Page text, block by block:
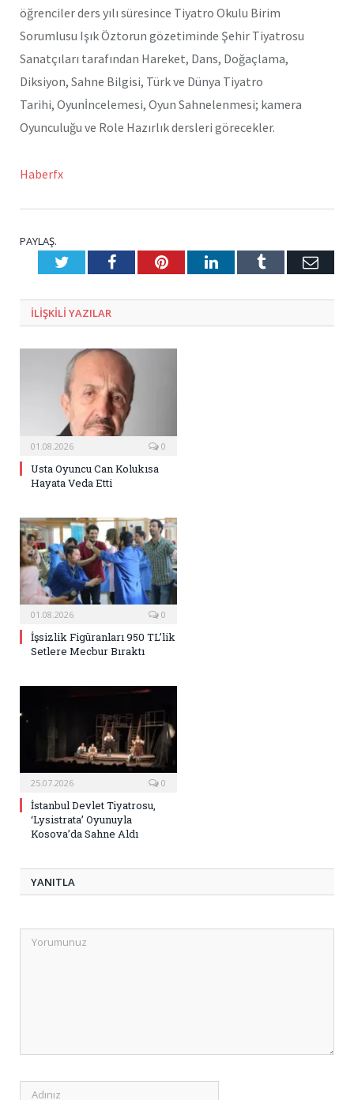
öğrenciler ders yılı süresince Tiyatro Okulu Birim
Sorumlusu Işık Öztorun gözetiminde Şehir Tiyatrosu
Sanatçıları tarafından Hareket, Dans, Doğaçlama,
Diksiyon, Sahne Bilgisi, Türk ve Dünya Tiyatro
Tarihi, Oyunİncelemesi, Oyun Sahnelenmesi; kamera
Oyunculuğu ve Role Hazırlık dersleri görecekler.
Haberfx
PAYLAŞ.
TwitterFacebookPinterestLinkedInTumblr E-
ILIŞKILI YAZILAR
01.08.2026 0
Usta Oyuncu Can Kolukısa
Hayata Veda Etti
01.08.2026 0
İşsizlik Figüranları 950 TL’lik
Setlere Mecbur Bıraktı
25.07.2026 0
İstanbul Devlet Tiyatrosu,
‘Lysistrata’ Oyunuyla
Kosova’da Sahne Aldı
YANITLA